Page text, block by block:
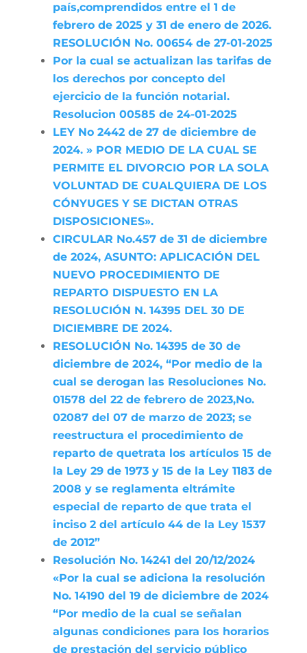
país,comprendidos entre el 1 de
febrero de 2025 y 31 de enero de 2026.
RESOLUCIÓN No. 00654 de 27-01-2025
Por la cual se actualizan las tarifas de
los derechos por concepto del
ejercicio de la función notarial.
Resolucion 00585 de 24-01-2025
LEY No 2442 de 27 de diciembre de
2024. » POR MEDIO DE LA CUAL SE
PERMITE EL DIVORCIO POR LA SOLA
VOLUNTAD DE CUALQUIERA DE LOS
CÓNYUGES Y SE DICTAN OTRAS
DISPOSICIONES».
CIRCULAR No.457 de 31 de diciembre
de 2024, ASUNTO: APLICACIÓN DEL
NUEVO PROCEDIMIENTO DE
REPARTO DISPUESTO EN LA
RESOLUCIÓN N. 14395 DEL 30 DE
DICIEMBRE DE 2024.
RESOLUCIÓN No. 14395 de 30 de
diciembre de 2024, “Por medio de la
cual se derogan las Resoluciones No.
01578 del 22 de febrero de 2023,No.
02087 del 07 de marzo de 2023; se
reestructura el procedimiento de
reparto de quetrata los artículos 15 de
la Ley 29 de 1973 y 15 de la Ley 1183 de
2008 y se reglamenta eltrámite
especial de reparto de que trata el
inciso 2 del artículo 44 de la Ley 1537
de 2012”
Resolución No. 14241 del 20/12/2024
«Por la cual se adiciona la resolución
No. 14190 del 19 de diciembre de 2024
“Por medio de la cual se señalan
algunas condiciones para los horarios
de prestación del servicio público